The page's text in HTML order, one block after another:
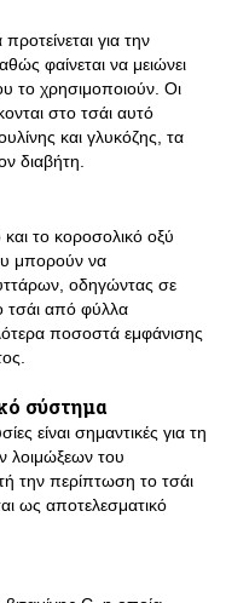
για την
φαίνεται να μειώνει
το χρησιμοποιούν. Οι
στο τσάι αυτό
και γλυκόζης, τα
διαβήτη.
το κοροσολικό οξύ
μπορούν να
οδηγώντας σε
τσάι από φύλλα
ποσοστά εμφάνισης
σύστημα
είναι σημαντικές για τη
λοιμώξεων του
την περίπτωση το τσάι
ως αποτελεσματικό